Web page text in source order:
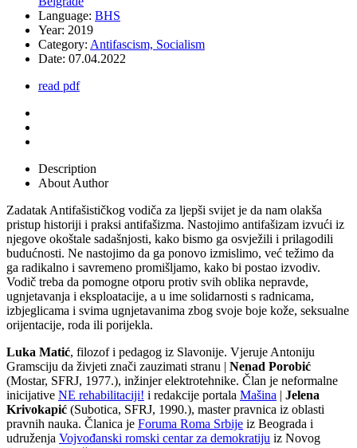
Language: BHS
Year: 2019
Category: Antifascism, Socialism
Date: 07.04.2022
read pdf
Description
About Author
Zadatak Antifašističkog vodiča za ljepši svijet je da nam olakša
pristup historiji i praksi antifašizma. Nastojimo antifašizam izvući iz
njegove okoštale sadašnjosti, kako bismo ga osvježili i prilagodili
budućnosti. Ne nastojimo da ga ponovo izmislimo, već težimo da
ga radikalno i savremeno promišljamo, kako bi postao izvodiv.
Vodič treba da pomogne otporu protiv svih oblika nepravde,
ugnjetavanja i eksploatacije, a u ime solidarnosti s radnicama,
izbjeglicama i svima ugnjetavanima zbog svoje boje kože, seksualne
orijentacije, roda ili porijekla.
Luka Matić, filozof i pedagog iz Slavonije. Vjeruje Antoniju
Gramsciju da živjeti znači zauzimati stranu | Nenad Porobić
(Mostar, SFRJ, 1977.), inžinjer elektrotehnike. Član je neformalne
inicijative NE rehabilitaciji! i redakcije portala Mašina | Jelena
Krivokapić (Subotica, SFRJ, 1990.), master pravnica iz oblasti
pravnih nauka. Članica je Foruma Roma Srbije iz Beograda i
udruženja Vojvođanski romski centar za demokratiju iz Novog